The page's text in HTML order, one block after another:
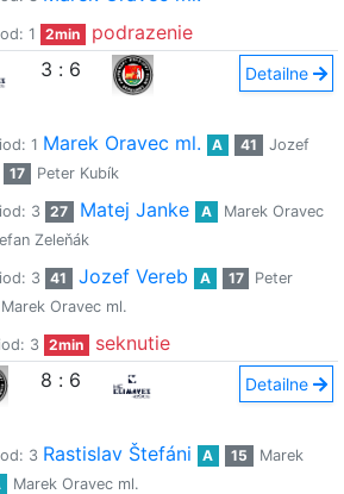
1 2min
podrazenie
3 : 6 Detailne
1 Marek Oravec ml. A 41
Jozef
17 Peter Kubík
3 27 Matej Janke A
Marek Oravec
Zeleňák
3 41 Jozef Vereb A 17
Peter
Marek Oravec ml.
3 2min
seknutie
8 : 6 Detailne
3 Rastislav Štefáni A 15
Marek
Marek Oravec ml.